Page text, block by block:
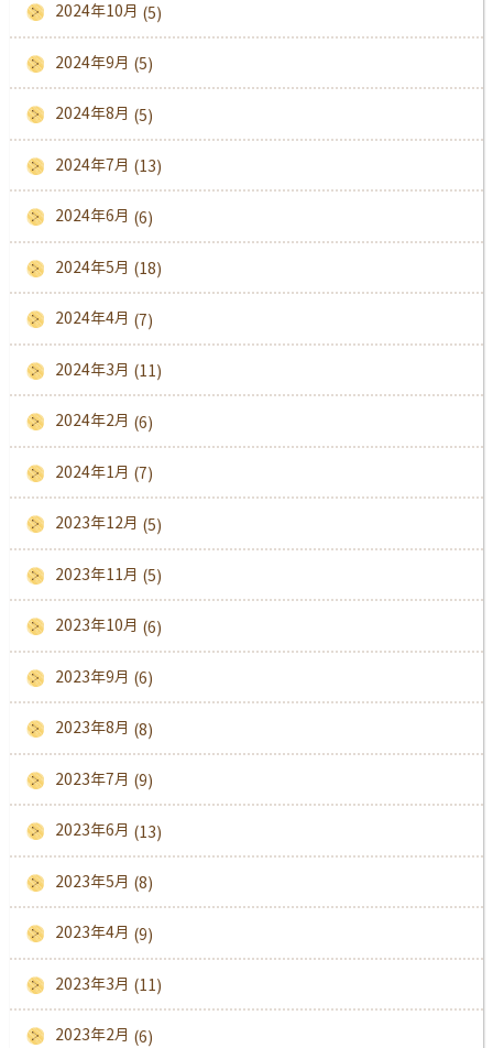
2024年10月 (5)
2024年9月 (5)
2024年8月 (5)
2024年7月 (13)
2024年6月 (6)
2024年5月 (18)
2024年4月 (7)
2024年3月 (11)
2024年2月 (6)
2024年1月 (7)
2023年12月 (5)
2023年11月 (5)
2023年10月 (6)
2023年9月 (6)
2023年8月 (8)
2023年7月 (9)
2023年6月 (13)
2023年5月 (8)
2023年4月 (9)
2023年3月 (11)
2023年2月 (6)